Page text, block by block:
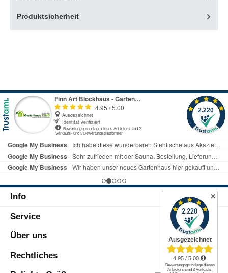
Produktsicherheit
Info
Service
Über uns
Rechtliches
✕